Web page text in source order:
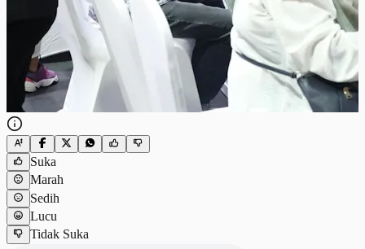
Suka
Marah
Sedih
Lucu
Tidak Suka